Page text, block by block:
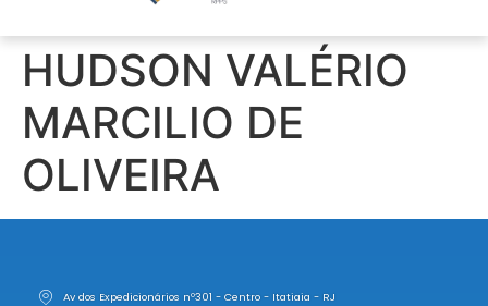
HUDSON VALÉRIO
MARCILIO DE
OLIVEIRA
Av dos Expedicionários nº301 - Centro - Itatiaia - RJ